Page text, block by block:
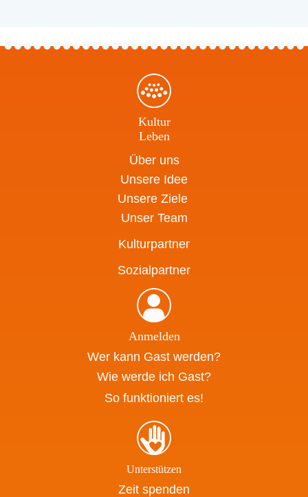
Kultur
Leben
Über uns
Unsere Idee
Unsere Ziele
Unser Team
Kulturpartner
Sozialpartner
Anmelden
Wer kann Gast werden?
Wie werde ich Gast?
So funktioniert es!
Unterstützen
Zeit spenden